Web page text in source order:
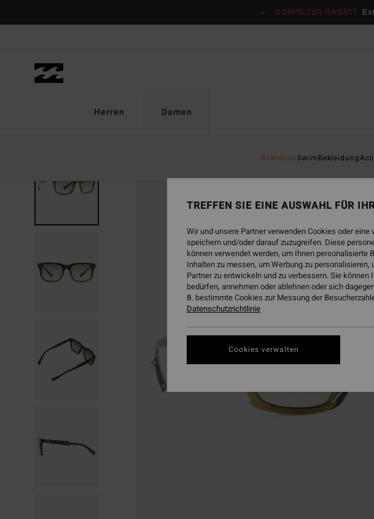
DOPPELTER RABATT
Herren Damen
BrandneuSwimBekleidung
TREFFEN SIE EINE AUSWAHL FÜR
Wir und unsere Partner verwenden Cookies oder
speichern und/oder darauf zuzugreifen. Diese
können verwendet werden, um Ihnen personalisierte
Inhalten zu messen, um Werbung zu
Partner zu entwickeln und zu verbessern. Sie
bedürfen, annehmen oder ablehnen oder sich
B. bestimmte Cookies zur Messung der
Datenschutzrichtlinie
Cookies verwalten